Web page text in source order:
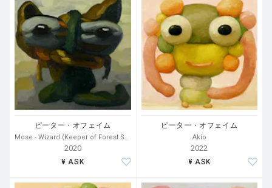
ピーター・オフェイム
2020
¥ ASK
ピーター・オフェイム
Akio
2022
¥ ASK